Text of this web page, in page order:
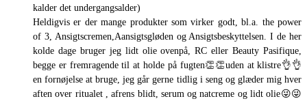
kalder det undergangsalder)
Heldigvis er der mange produkter som virker godt, bl.a. the power
of 3, Ansigtscremen,Aansigtsgløden og Ansigtsbeskyttelsen. I de her
kolde dage bruger jeg lidt olie ovenpå, RC eller Beauty Pasifique,
begge er fremragende til at holde på fugten👏👏uden at klistre👌👌
en fornøjelse at bruge, jeg går gerne tidlig i seng og glæder mig hver
aften over ritualet , afrens blidt, serum og natcreme og lidt olie😜😜